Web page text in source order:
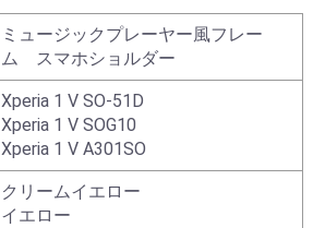
ミュージックプレーヤー風フレー
ム スマホショルダー
Xperia 1 V SO-51D
Xperia 1 V SOG10
Xperia 1 V A301SO
クリームイエロー
イエロー